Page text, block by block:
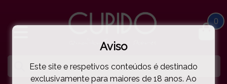
0
Aviso
Este site e respetivos conteúdos é destinado
exclusivamente para maiores de 18 anos. Ao